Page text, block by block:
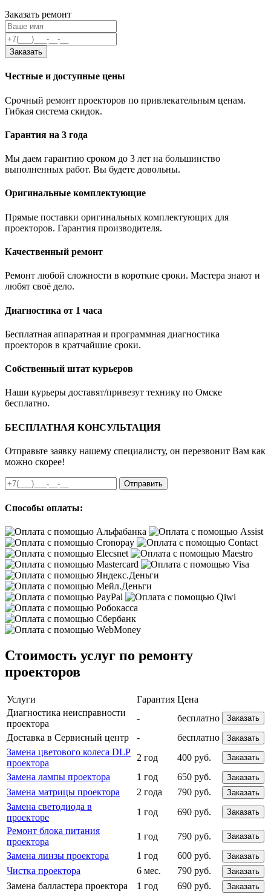
Заказать ремонт
Заказать
Честные и доступные цены
Срочный ремонт проекторов по привлекательным ценам.
Гибкая система скидок.
Гарантия на 3 года
Мы даем гарантию сроком до 3 лет на большинство
выполненных работ. Вы будете довольны.
Оригинальные комплектующие
Прямые поставки оригинальных комплектующих для
проекторов. Гарантия производителя.
Качественный ремонт
Ремонт любой сложности в короткие сроки. Мастера знают и
любят своё дело.
Диагностика от 1 часа
Бесплатная аппаратная и программная диагностика
проекторов в кратчайшие сроки.
Собственный штат курьеров
Наши курьеры доставят/привезут технику по Омске
бесплатно.
БЕСПЛАТНАЯ КОНСУЛЬТАЦИЯ
Отправьте заявку нашему специалисту, он перезвонит Вам как
можно скорее!
Отправить
Способы оплаты:
Стоимость услуг по ремонту
проекторов
Услуги Гарантия Цена
Диагностика неисправности
проектора
- бесплатно Заказать
Доставка в Сервисный центр - бесплатно Заказать
Замена цветового колеса DLP
проектора
2 год 400 руб. Заказать
Замена лампы проектора 1 год 650 руб. Заказать
Замена матрицы проектора 2 года 790 руб. Заказать
Замена светодиода в
проекторе
1 год 690 руб. Заказать
Ремонт блока питания
проектора
1 год 790 руб. Заказать
Замена линзы проектора 1 год 600 руб. Заказать
Чистка проектора 6 мес. 790 руб. Заказать
Замена балластера проектора 1 год 690 руб. Заказать